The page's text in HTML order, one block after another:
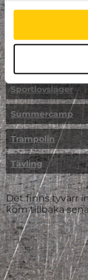
Påsklovsläger
Skateboard
Sportlovsläger
Summercamp
Trampolin
Tävling
Det finns tyvärr
kom tillbaka